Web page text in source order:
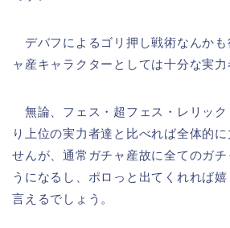
デバフによるゴリ押し戦術なんかも
ャ産キャラクターとしては十分な実力
無論、フェス・超フェス・レリック
り上位の実力者達と比べれば全体的
せんが、通常ガチャ産故に全てのガ
うになるし、ポロっと出てくれれば
言えるでしょう。